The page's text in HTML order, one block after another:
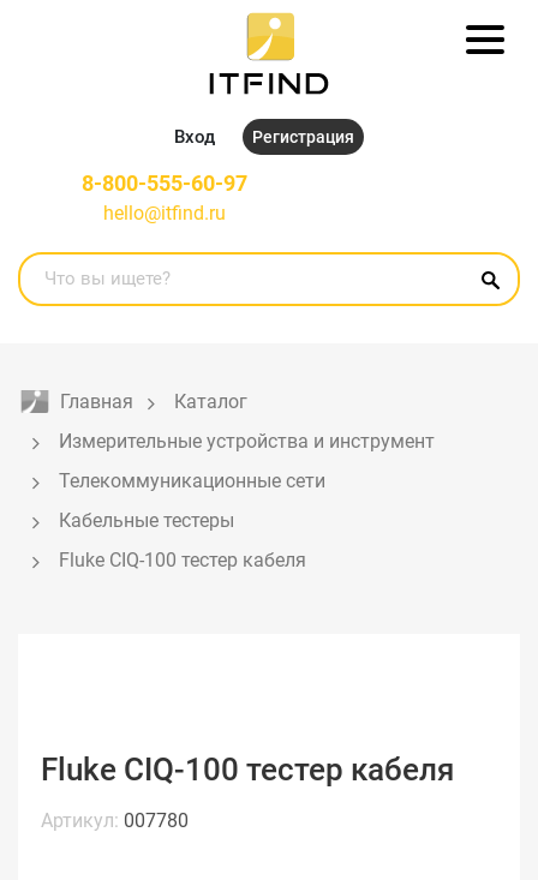
Вход Регистрация
8-800-555-60-97
hello@itfind.ru
Главная
Каталог
Измерительные устройства и инструмент
Телекоммуникационные сети
Кабельные тестеры
Fluke CIQ-100 тестер кабеля
Fluke CIQ-100 тестер кабеля
Артикул: 007780